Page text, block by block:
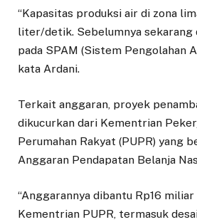
“Kapasitas produksi air di zona
liter/detik. Sebelumnya
pada SPAM (Sistem Pengolahan
kata Ardani.
Terkait anggaran, proyek
dikucurkan dari Kementrian
Perumahan Rakyat (PUPR) yang
Anggaran Pendapatan Belanja
“Anggarannya dibantu Rp16
Kementrian PUPR, termasuk